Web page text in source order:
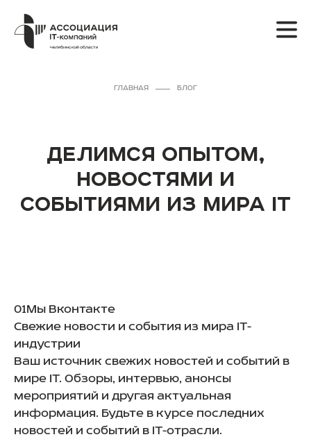
ГЛАВНАЯ БЛОГ
ДЕЛИМСЯ ОПЫТОМ,
НОВОСТЯМИ И
СОБЫТИЯМИ ИЗ МИРА IT
01Мы Вконтакте
Свежие новости и события из мира IT-
индустрии
Ваш источник свежих новостей и событий в
мире IT. Обзоры, интервью, анонсы
мероприятий и другая актуальная
информация. Будьте в курсе последних
новостей и событий в IT-отрасли.